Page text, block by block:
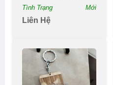
Tình Trạng
Mới
Liên Hệ